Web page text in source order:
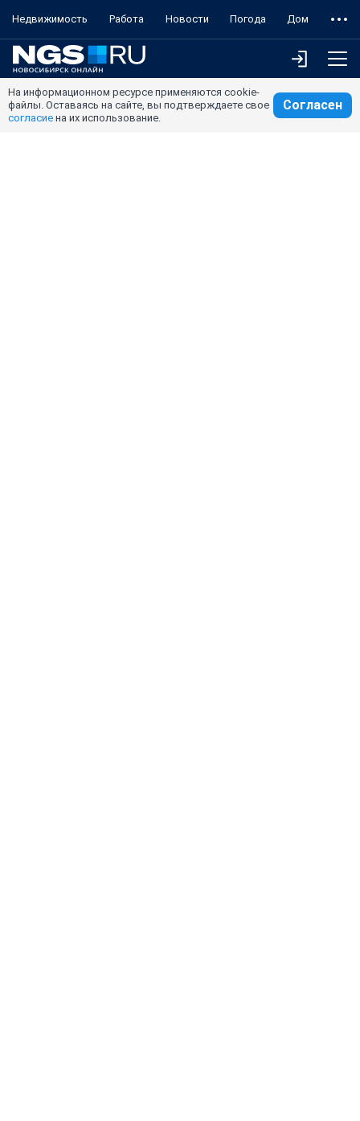
Недвижимость Работа Новости Погода Дом
На информационном ресурсе применяются cookie-
файлы. Оставаясь на сайте, вы подтверждаете свое
согласие на их использование.
Согласен